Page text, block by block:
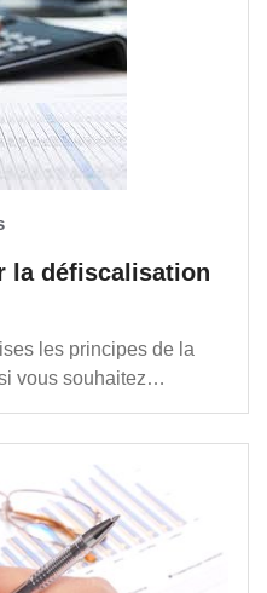
la défiscalisation
les principes de la
vous souhaitez…